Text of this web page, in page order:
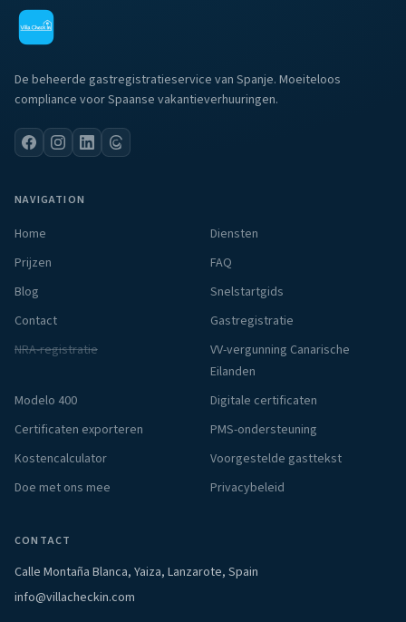
De beheerde gastregistratieservice van Spanje. Moeiteloos
compliance voor Spaanse vakantieverhuuringen.
NAVIGATION
Home
Diensten
Prijzen
FAQ
Blog
Snelstartgids
Contact
Gastregistratie
NRA-registratie
VV-vergunning Canarische
Eilanden
Modelo 400
Digitale certificaten
Certificaten exporteren
PMS-ondersteuning
Kostencalculator
Voorgestelde gasttekst
Doe met ons mee
Privacybeleid
CONTACT
Calle Montaña Blanca, Yaiza, Lanzarote, Spain
info@villacheckin.com